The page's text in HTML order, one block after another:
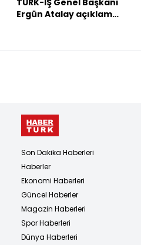
Ergün Atalay açıklama
Son Dakika Haberleri
Haberler
Ekonomi Haberleri
Güncel Haberler
Magazin Haberleri
Spor Haberleri
Dünya Haberleri